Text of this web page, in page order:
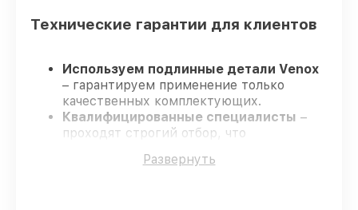
Технические гарантии для клиентов
Используем подлинные детали Venox
– гарантируем применение только
качественных комплектующих.
Квалифицированные специалисты –
проходят строгий отбор, что
профессионализма.
Развернуть